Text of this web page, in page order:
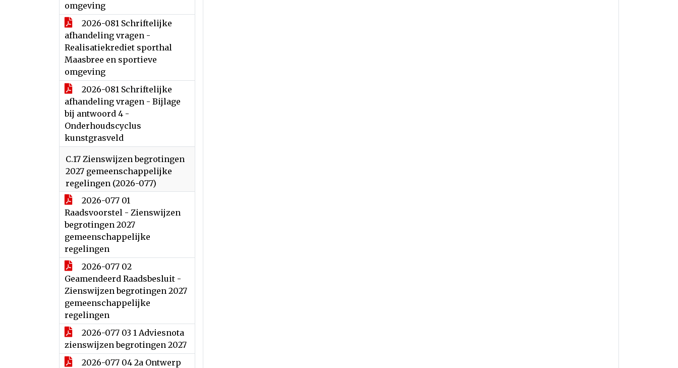
omgeving
2026-081 Schriftelijke
afhandeling vragen -
Realisatiekrediet sporthal
Maasbree en sportieve
omgeving
2026-081 Schriftelijke
afhandeling vragen - Bijlage
bij antwoord 4 -
Onderhoudscyclus
kunstgrasveld
C.17 Zienswijzen begrotingen
2027 gemeenschappelijke
regelingen (2026-077)
2026-077 01
Raadsvoorstel - Zienswijzen
begrotingen 2027
gemeenschappelijke
regelingen
2026-077 02
Geamendeerd Raadsbesluit -
Zienswijzen begrotingen 2027
gemeenschappelijke
regelingen
2026-077 03 1 Adviesnota
zienswijzen begrotingen 2027
2026-077 04 2a Ontwerp